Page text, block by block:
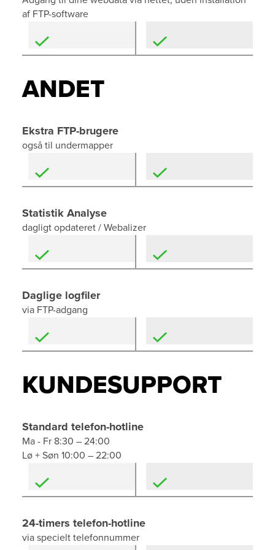
af FTP-software
ANDET
Ekstra FTP-brugere
også til undermapper
Statistik Analyse
dagligt opdateret / Webalizer
Daglige logfiler
via FTP-adgang
KUNDESUPPORT
Standard telefon-hotline
Ma - Fr 8:30 – 24:00
Lø + Søn 10:00 – 22:00
24-timers telefon-hotline
via specielt telefonnummer